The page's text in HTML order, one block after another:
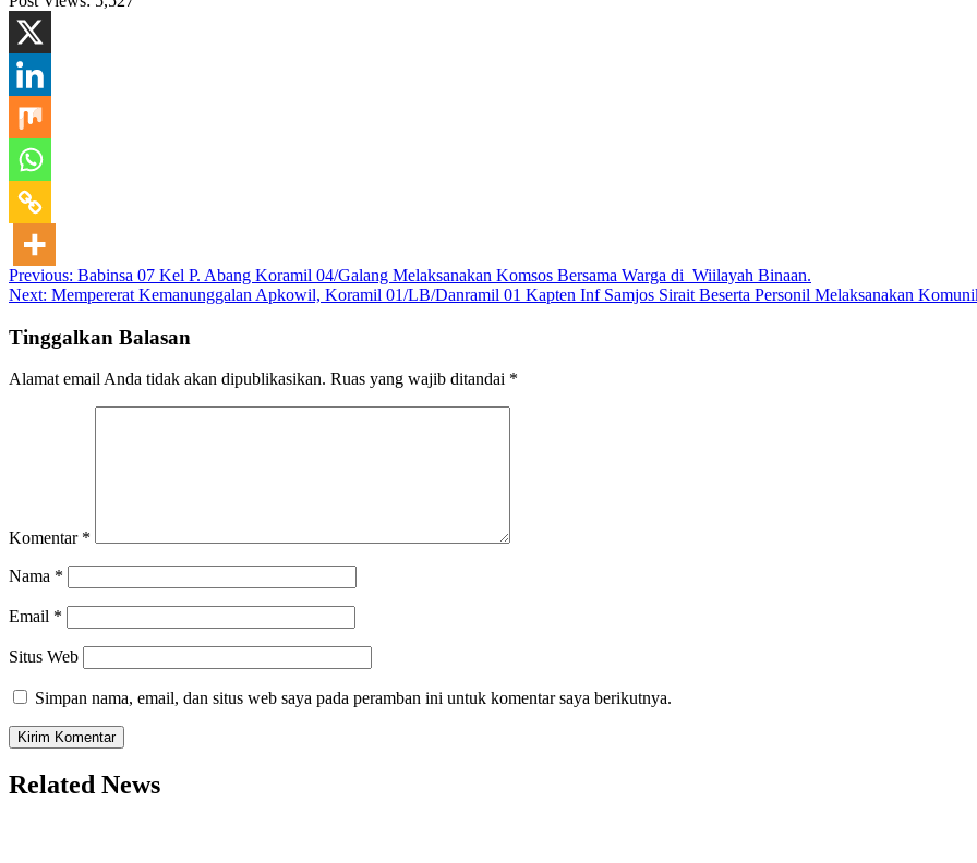
Navigasi
pos
Previous: Babinsa 07 Kel P. Abang Koramil 04/Galang Melaksanakan Komsos Bersama Warga di Wiilayah Binaan.
Next: Mempererat Kemanunggalan Apkowil, Koramil 01/LB/Danramil 01 Kapten Inf Samjos Sirait Beserta Personil Melaksanakan
Tinggalkan Balasan
Alamat email Anda tidak akan dipublikasikan. Ruas yang wajib ditandai *
Komentar *
Nama *
Email *
Situs Web
Simpan nama, email, dan situs web saya pada peramban ini untuk komentar saya berikutnya.
Related News